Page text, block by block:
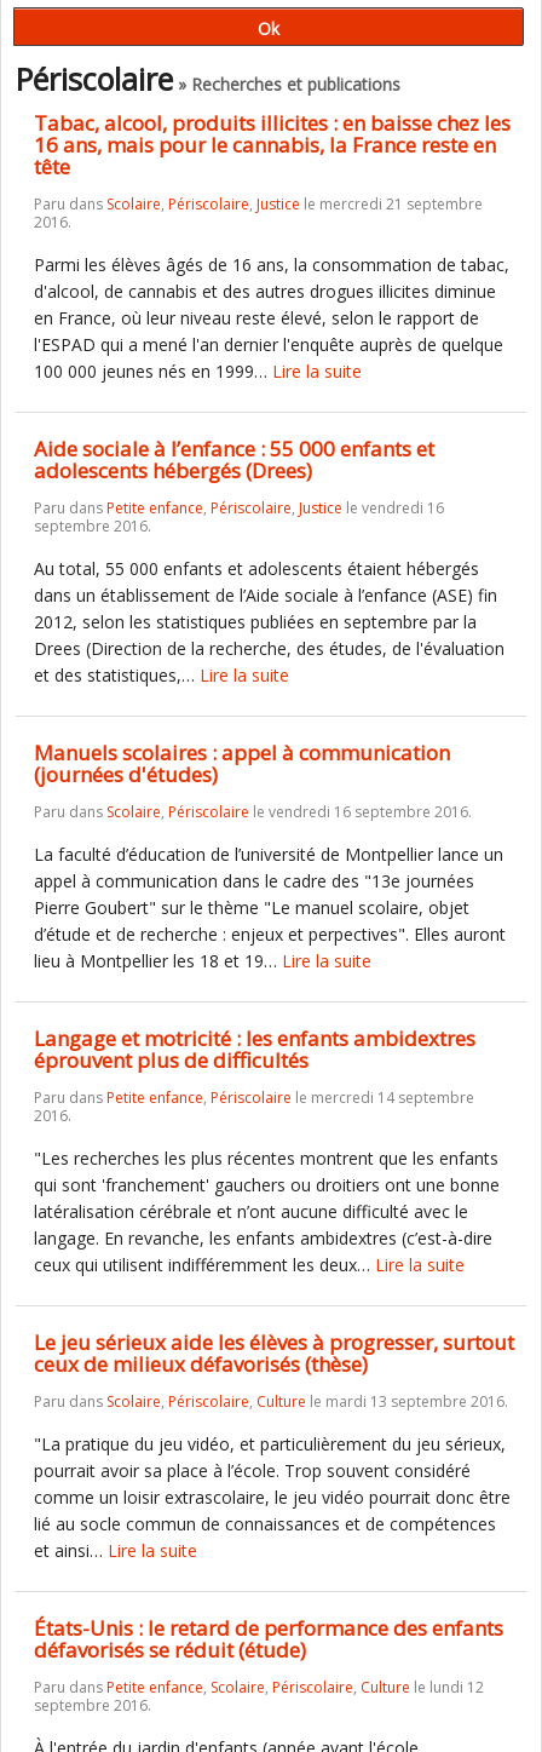
Périscolaire» Recherches et publications
Tabac, alcool, produits illicites : en baisse chez les
16 ans, mais pour le cannabis, la France reste en
tête
Paru dans Scolaire, Périscolaire, Justice le mercredi 21 septembre
2016.
Parmi les élèves âgés de 16 ans, la consommation de tabac,
d'alcool, de cannabis et des autres drogues illicites diminue
en France, où leur niveau reste élevé, selon le rapport de
l'ESPAD qui a mené l'an dernier l'enquête auprès de quelque
100 000 jeunes nés en 1999… Lire la suite
Aide sociale à l’enfance : 55 000 enfants et
adolescents hébergés (Drees)
Paru dansPetite enfance, Périscolaire, Justice le vendredi 16
septembre 2016.
Au total, 55 000 enfants et adolescents étaient hébergés
dans un établissement de l’Aide sociale à l’enfance (ASE) fin
2012, selon les statistiques publiées en septembre par la
Drees (Direction de la recherche, des études, de l'évaluation
et des statistiques,… Lire la suite
Manuels scolaires : appel à communication
(journées d'études)
Paru dans Scolaire, Périscolaire le vendredi 16 septembre 2016.
La faculté d’éducation de l’université de Montpellier lance un
appel à communication dans le cadre des "13e journées
Pierre Goubert" sur le thème "Le manuel scolaire, objet
d’étude et de recherche : enjeux et perpectives". Elles auront
lieu à Montpellier les 18 et 19… Lire la suite
Langage et motricité : les enfants ambidextres
éprouvent plus de difficultés
Paru dansPetite enfance, Périscolaire le mercredi 14 septembre
2016.
"Les recherches les plus récentes montrent que les enfants
qui sont 'franchement' gauchers ou droitiers ont une bonne
latéralisation cérébrale et n’ont aucune difficulté avec le
langage. En revanche, les enfants ambidextres (c’est-à-dire
ceux qui utilisent indifféremment les deux… Lire la suite
Le jeu sérieux aide les élèves à progresser, surtout
ceux de milieux défavorisés (thèse)
Paru dans Scolaire, Périscolaire, Culture le mardi 13 septembre 2016.
"La pratique du jeu vidéo, et particulièrement du jeu sérieux,
pourrait avoir sa place à l’école. Trop souvent considéré
comme un loisir extrascolaire, le jeu vidéo pourrait donc être
lié au socle commun de connaissances et de compétences
et ainsi… Lire la suite
États-Unis : le retard de performance des enfants
défavorisés se réduit (étude)
Paru dansPetite enfance, Scolaire, Périscolaire, Culture le lundi 12
septembre 2016.